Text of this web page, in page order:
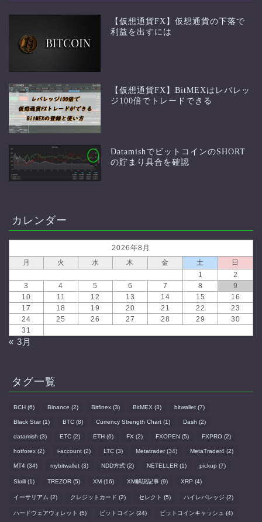
【仮想通貨FX】仮想通貨の下落で
利益を出すには
【仮想通貨FX】BitMEXはレバレッ
ジ100倍でトレードできる
DatamishでビットコインのSHORT
の貯まり具合を確認
カレンダー
2026年8月
月
火 水 木 金 土
日
1
2
3
4 5 6 7 8
9
10
11 12 13 14 15
16
17
18 19 20 21 22
23
24
25 26 27 28 29
30
31
« 3月
タグ一覧
BCH (6) Binance (2) Bitfinex (3) BitMEX (3) bitwallet (7)
Black Star(1) BTC (8) Currency Strength Chart (1) Dash (2)
datamish (3) ETC (2) ETH (6) FX (2) FXOPEN (5) FXPRO (2)
hotforex (2) i-account (2) LTC (3) Metatrader(34) MetaTrader4 (2)
MT4 (34) mybitwallet (3) NDD方式 (2) NETELLER (1) pickup (7)
Skrill (1) TREZOR (5) XM (16) XM解説記事 (9) XRP (4)
イーサリアム (2) クレジットカード (2) セレクト (5) ハイレバレッジ (2)
ハードウェアウォレット (5) ビットコイン (24) ビットコインキャッシュ (4)